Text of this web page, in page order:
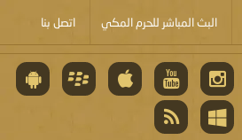
البث المباشر للحرم المكي اتصل بنا